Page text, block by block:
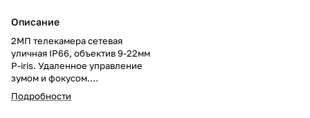
Описание
2МП телекамера сетевая
уличная IP66, объектив 9-22мм
P-iris. Удаленное управление
зумом и фокусом.
Механический ИК-фильтр.
Разрешение HDTV 1080p /2MP
Подробности